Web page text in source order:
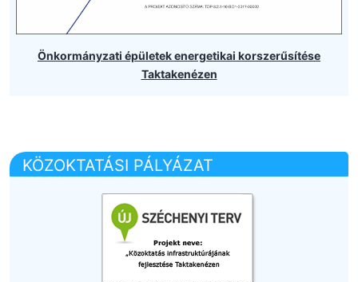
Önkormányzati épületek energetikai korszerűsítése
Taktakenézen
KÖZOKTATÁSI PÁLYÁZAT